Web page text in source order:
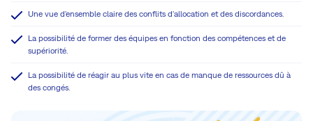
Une vue d'ensemble claire des conflits d'allocation et des discordances.
La possibilité de former des équipes en fonction des compétences et de
supériorité.
La possibilité de réagir au plus vite en cas de manque de ressources dû à
des congés.